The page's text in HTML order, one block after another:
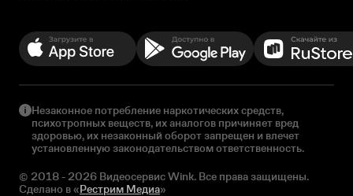
Незаконное потребление наркотических средств,
психотропных веществ, их аналогов причиняет вред
здоровью, их незаконный оборот запрещен и влечет
установленную законодательством ответственность.
© 2018 - 2026 Видеосервис Wink. Все права защищены.
Сделано в «Рестрим Медиа»